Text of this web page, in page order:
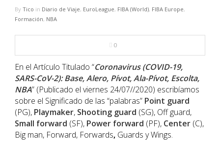
By Tico in Diario de Viaje, EuroLeague, FIBA (World), FIBA Europe,
Formación, NBA
0
En el Artículo Titulado “Coronavirus (COVID-19,
SARS-CoV-2): Base, Alero, Pívot, Ala-Pívot, Escolta,
NBA” (Publicado el viernes 24/07//2020) escribíamos
sobre el Significado de las “palabras” Point guard
(PG), Playmaker, Shooting guard (SG), Off guard,
Small forward (SF), Power forward (PF), Center (C),
Big man, Forward, Forwards, Guards y Wings.